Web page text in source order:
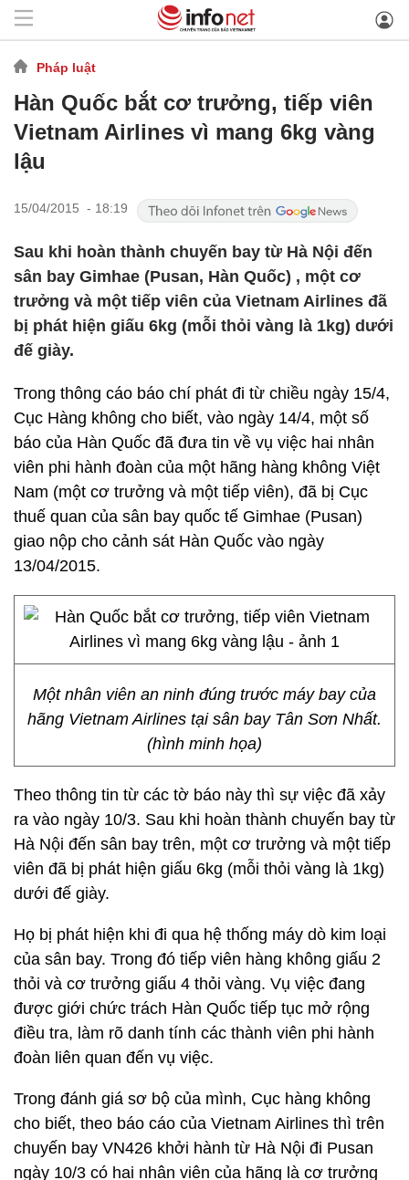
Pháp luật
Hàn Quốc bắt cơ trưởng, tiếp viên
Vietnam Airlines vì mang 6kg vàng
lậu
15/04/2015 - 18:19
Sau khi hoàn thành chuyến bay từ Hà Nội đến
sân bay Gimhae (Pusan, Hàn Quốc) , một cơ
trưởng và một tiếp viên của Vietnam Airlines đã
bị phát hiện giấu 6kg (mỗi thỏi vàng là 1kg) dưới
đế giày.
Trong thông cáo báo chí phát đi từ chiều ngày 15/4,
Cục Hàng không cho biết, vào ngày 14/4, một số
báo của Hàn Quốc đã đưa tin về vụ việc hai nhân
viên phi hành đoàn của một hãng hàng không Việt
Nam (một cơ trưởng và một tiếp viên), đã bị Cục
thuế quan của sân bay quốc tế Gimhae (Pusan)
giao nộp cho cảnh sát Hàn Quốc vào ngày
13/04/2015.
Một nhân viên an ninh đúng trước máy bay của
hãng Vietnam Airlines tại sân bay Tân Sơn Nhất.
(hình minh họa)
Theo thông tin từ các tờ báo này thì sự việc đã xảy
ra vào ngày 10/3. Sau khi hoàn thành chuyến bay từ
Hà Nội đến sân bay trên, một cơ trưởng và một tiếp
viên đã bị phát hiện giấu 6kg (mỗi thỏi vàng là 1kg)
dưới đế giày.
Họ bị phát hiện khi đi qua hệ thống máy dò kim loại
của sân bay. Trong đó tiếp viên hàng không giấu 2
thỏi và cơ trưởng giấu 4 thỏi vàng. Vụ việc đang
được giới chức trách Hàn Quốc tiếp tục mở rộng
điều tra, làm rõ danh tính các thành viên phi hành
đoàn liên quan đến vụ việc.
Trong đánh giá sơ bộ của mình, Cục hàng không
cho biết, theo báo cáo của Vietnam Airlines thì trên
chuyến bay VN426 khởi hành từ Hà Nội đi Pusan
ngày 10/3 có hai nhân viên của hãng là cơ trưởng